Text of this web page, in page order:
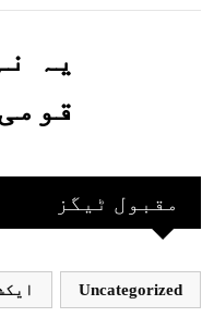
یہ
مقبول ٹیگز
Uncategorized